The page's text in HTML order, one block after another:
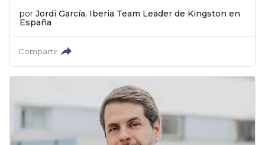
por Jordi García, Iberia Team Leader de Kingston en
España
Compartir